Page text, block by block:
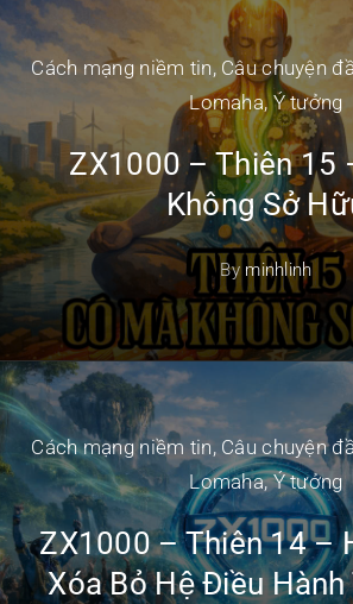
Cách mạng niềm tin, Câu chuyện
Lomaha,Ý tưởng
ZX1000 – Thiên 15
Không Sở
By minhlinh
Cách mạng niềm tin, Câu chuyện
Lomaha,Ý tưởng
ZX1000 – Thiên 14 –
Xóa Bỏ Hệ Điều Hành